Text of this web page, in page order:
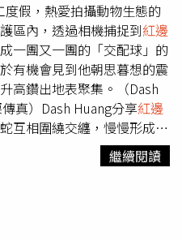
假，熱愛拍攝動物生態的
區內，透過相機捕捉到紅邊
一團又一團的「交配球」的
有機會見到他朝思暮想的震
高鑽出地表聚集。（Dash
真）Dash Huang分享紅邊
互相圍繞交纏，慢慢形成一
說，歷經了數個月的冬季嚴
臨，也終於見到他朝思暮想
繼續閱讀